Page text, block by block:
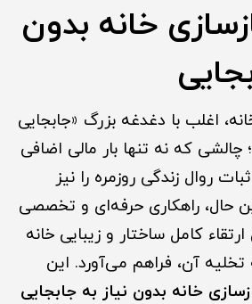
خانه بدون
اغلب با دغدغه بزرگ «جابجایی
که نه تنها بار مالی اضافی
روال زندگی روزمره را نیز
حال، راهکاری حرفه‌ای و تخصصی
کامل ساختار و زیبایی خانه
تخلیه آن، فراهم می‌آورد. این
خانه بدون نیاز به جابجایی